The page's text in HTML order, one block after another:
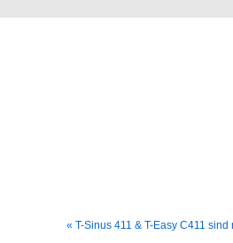
« T-Sinus 411 & T-Easy C411 sind